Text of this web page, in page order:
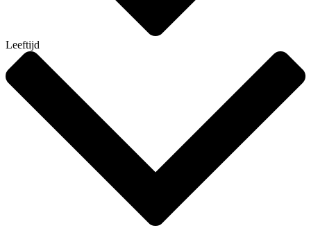
Leeftijd